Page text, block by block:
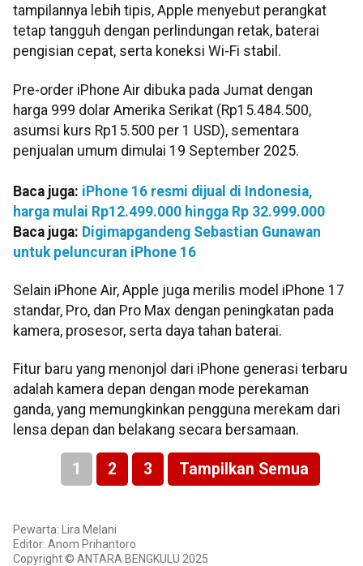
tampilannya lebih tipis, Apple menyebut perangkat
tetap tangguh dengan perlindungan retak, baterai
pengisian cepat, serta koneksi Wi-Fi stabil.
Pre-order iPhone Air dibuka pada Jumat dengan
harga 999 dolar Amerika Serikat (Rp15.484.500,
asumsi kurs Rp15.500 per 1 USD), sementara
penjualan umum dimulai 19 September 2025.
Baca juga: iPhone 16 resmi dijual di Indonesia,
harga mulai Rp12.499.000 hingga Rp 32.999.000
Baca juga: Digimapgandeng Sebastian Gunawan
untuk peluncuran iPhone 16
Selain iPhone Air, Apple juga merilis model iPhone 17
standar, Pro, dan Pro Max dengan peningkatan pada
kamera, prosesor, serta daya tahan baterai.
Fitur baru yang menonjol dari iPhone generasi terbaru
adalah kamera depan dengan mode perekaman
ganda, yang memungkinkan pengguna merekam dari
lensa depan dan belakang secara bersamaan.
1 2 3 Tampilkan Semua
Pewarta: Lira Melani
Editor: Anom Prihantoro
Copyright © ANTARA BENGKULU 2025